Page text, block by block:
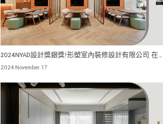
2024NYAD設計獎銀獎!形塑室內裝修設計有限公司 在輕
奢中見大器
2024 November 17